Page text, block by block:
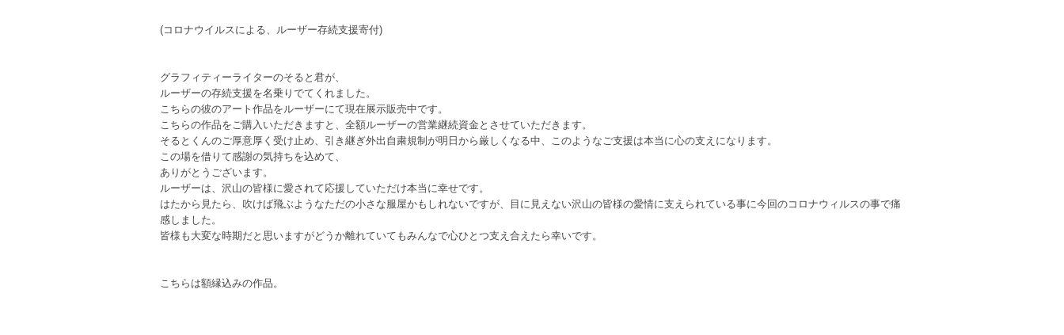
(コロナウイルスによる、ルーザー存続支援寄付)
グラフィティーライターのそると君が、
ルーザーの存続支援を名乗りでてくれました。
こちらの彼のアート作品をルーザーにて現在展示販売中です。
こちらの作品をご購入いただきますと、全額ルーザーの営業継続資金とさせていただきます。
そるとくんのご厚意厚く受け止め、引き継ぎ外出自粛規制が明日から厳しくなる中、このようなご支援は本当に心の支えになります。
この場を借りて感謝の気持ちを込めて、
ありがとうございます。
ルーザーは、沢山の皆様に愛されて応援していただけ本当に幸せです。
はたから見たら、吹けば飛ぶようなただの小さな服屋かもしれないですが、目に見えない沢山の皆様の愛情に支えられている事に今回のコロナウィルスの事で痛
感しました。
皆様も大変な時期だと思いますがどうか離れていてもみんなで心ひとつ支え合えたら幸いです。
こちらは額縁込みの作品。